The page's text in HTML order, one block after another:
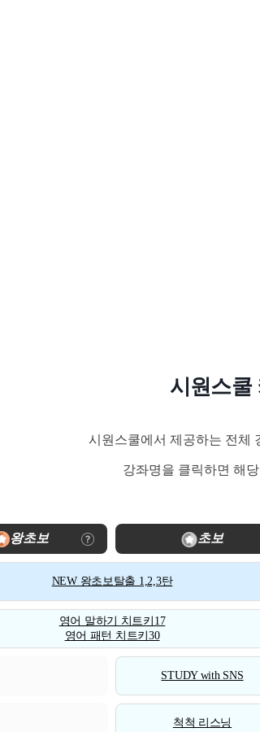
시원스쿨
시원스쿨에서 제공하는 전체
강좌명을 클릭하면 해
왕초보 초보
NEW 왕초보탈출 1,2,3탄
영어 말하기 치트키17
영어 패턴 치트키30
STUDY with SNS
척척 리스닝